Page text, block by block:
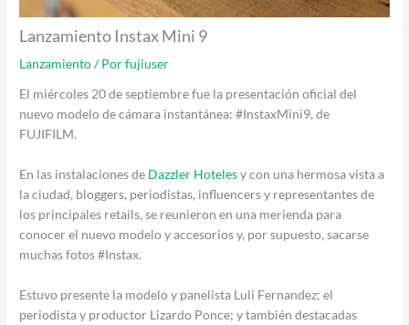
Lanzamiento Instax Mini 9
Lanzamiento/ Porfujiuser
El miércoles 20 de septiembre fue la presentación oficial del
nuevo modelo de cámara instantánea: #InstaxMini9, de
FUJIFILM.
En las instalaciones de Dazzler Hotelesy con una hermosa vista a
la ciudad, bloggers, periodistas, influencers y representantes de
los principales retails, se reunieron en una merienda para
conocer el nuevo modelo y accesorios y, por supuesto, sacarse
muchas fotos #Instax.
Estuvo presente la modelo y panelista Luli Fernandez; el
periodista y productor Lizardo Ponce; y también destacadas